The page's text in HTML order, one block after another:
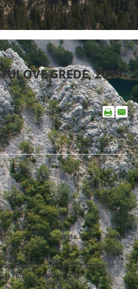
GREDE, 2019-
Ferata Čikola, Ferata Fortica, Ferata
zahtjevno (ferate..), kondicijski
dosta za hodati)